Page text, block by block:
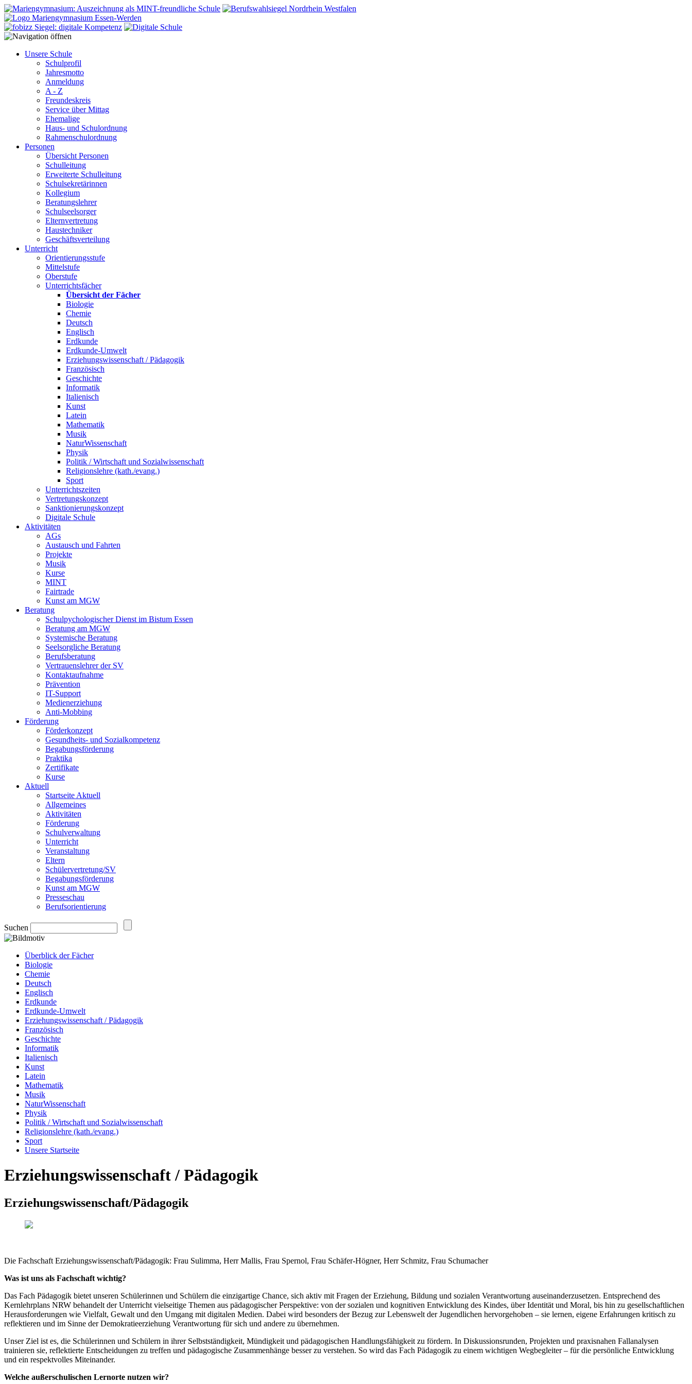
Unsere Schule
Schulprofil
Jahresmotto
Anmeldung
A - Z
Freundeskreis
Service über Mittag
Ehemalige
Haus- und Schulordnung
Rahmenschulordnung
Personen
Übersicht Personen
Schulleitung
Erweiterte Schulleitung
Schulsekretärinnen
Kollegium
Beratungslehrer
Schulseelsorger
Elternvertretung
Haustechniker
Geschäftsverteilung
Unterricht
Orientierungsstufe
Mittelstufe
Oberstufe
Unterrichtsfächer
Übersicht der Fächer
Biologie
Chemie
Deutsch
Englisch
Erdkunde
Erdkunde-Umwelt
Erziehungswissenschaft / Pädagogik
Französisch
Geschichte
Informatik
Italienisch
Kunst
Latein
Mathematik
Musik
NaturWissenschaft
Physik
Politik / Wirtschaft und Sozialwissenschaft
Religionslehre (kath./evang.)
Sport
Unterrichtszeiten
Vertretungskonzept
Sanktionierungskonzept
Digitale Schule
Aktivitäten
AGs
Austausch und Fahrten
Projekte
Musik
Kurse
MINT
Fairtrade
Kunst am MGW
Beratung
Schulpychologischer Dienst im Bistum Essen
Beratung am MGW
Systemische Beratung
Seelsorgliche Beratung
Berufsberatung
Vertrauenslehrer der SV
Kontaktaufnahme
Prävention
IT-Support
Medienerziehung
Anti-Mobbing
Förderung
Förderkonzept
Gesundheits- und Sozialkompetenz
Begabungsförderung
Praktika
Zertifikate
Kurse
Aktuell
Startseite Aktuell
Allgemeines
Aktivitäten
Förderung
Schulverwaltung
Unterricht
Veranstaltung
Eltern
Schülervertretung/SV
Begabungsförderung
Kunst am MGW
Presseschau
Berufsorientierung
Suchen
Überblick der Fächer
Biologie
Chemie
Deutsch
Englisch
Erdkunde
Erdkunde-Umwelt
Erziehungswissenschaft / Pädagogik
Französisch
Geschichte
Informatik
Italienisch
Kunst
Latein
Mathematik
Musik
NaturWissenschaft
Physik
Politik / Wirtschaft und Sozialwissenschaft
Religionslehre (kath./evang.)
Sport
Unsere Startseite
Erziehungswissenschaft / Pädagogik
Erziehungswissenschaft/Pädagogik
Die Fachschaft Erziehungswissenschaft/Pädagogik: Frau Sulimma, Herr Mallis, Frau Spernol, Frau Schäfer-Högner, Herr Schmitz, Frau Schumacher
Was ist uns als Fachschaft wichtig?
Das Fach Pädagogik bietet unseren Schülerinnen und Schülern die einzigartige Chance, sich aktiv mit Fragen der Erziehung, Bildung und sozialen Verantwortung auseinanderzusetzen. Entsprechend des
Kernlehrplans NRW behandelt der Unterricht vielseitige Themen aus pädagogischer Perspektive: von der sozialen und kognitiven Entwicklung des Kindes, über Identität und Moral, bis hin zu gesellschaftlichen
Herausforderungen wie Vielfalt, Gewalt und den Umgang mit digitalen Medien. Dabei wird besonders der Bezug zur Lebenswelt der Jugendlichen hervorgehoben – sie lernen, eigene Erfahrungen kritisch zu
reflektieren und im Sinne der Demokratieerziehung Verantwortung für sich und andere zu übernehmen.
Unser Ziel ist es, die Schülerinnen und Schülern in ihrer Selbstständigkeit, Mündigkeit und pädagogischen Handlungsfähigkeit zu fördern. In Diskussionsrunden, Projekten und praxisnahen Fallanalysen
trainieren sie, reflektierte Entscheidungen zu treffen und pädagogische Zusammenhänge besser zu verstehen. So wird das Fach Pädagogik zu einem wichtigen Wegbegleiter – für die persönliche Entwicklung
und ein respektvolles Miteinander.
Welche außerschulischen Lernorte nutzen wir?